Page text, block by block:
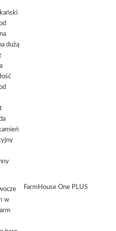
FarmHouse One PLUS